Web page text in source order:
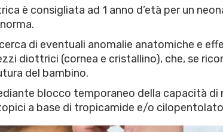
è consigliata ad 1 anno d’età per un
di eventuali anomalie anatomiche e
diottrici (cornea e cristallino), che, se
del bambino.
blocco temporaneo della capacità
a base di tropicamide e/o